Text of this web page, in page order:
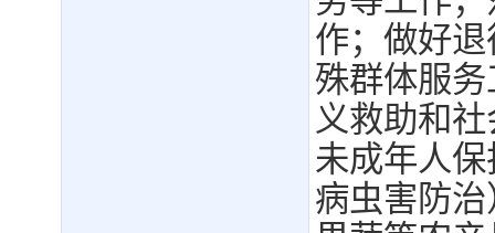
作；做好
殊群体服
义救助和
未成年人
病虫害防